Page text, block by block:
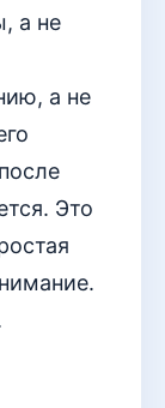
а не
а не
Это